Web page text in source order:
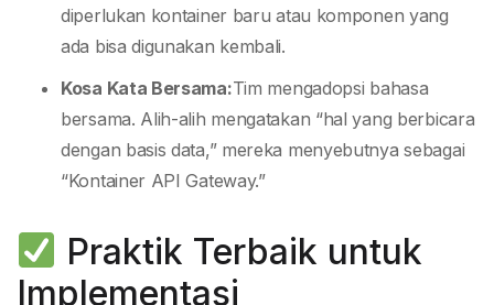
diperlukan kontainer baru atau komponen yang
ada bisa digunakan kembali.
Kosa Kata Bersama:Tim mengadopsi bahasa
bersama. Alih-alih mengatakan “hal yang berbicara
dengan basis data,” mereka menyebutnya sebagai
“Kontainer API Gateway.”
Praktik Terbaik untuk
Implementasi